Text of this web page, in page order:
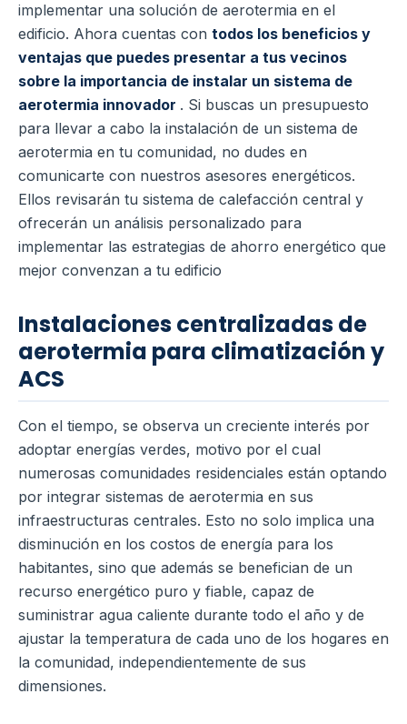
implementar una solución de aerotermia en el
edificio. Ahora cuentas con todos los beneficios y
ventajas que puedes presentar a tus vecinos
sobre la importancia de instalar un sistema de
aerotermia innovador . Si buscas un presupuesto
para llevar a cabo la instalación de un sistema de
aerotermia en tu comunidad, no dudes en
comunicarte con nuestros asesores energéticos.
Ellos revisarán tu sistema de calefacción central y
ofrecerán un análisis personalizado para
implementar las estrategias de ahorro energético que
mejor convenzan a tu edificio
Instalaciones centralizadas de
aerotermia para climatización y
ACS
Con el tiempo, se observa un creciente interés por
adoptar energías verdes, motivo por el cual
numerosas comunidades residenciales están optando
por integrar sistemas de aerotermia en sus
infraestructuras centrales. Esto no solo implica una
disminución en los costos de energía para los
habitantes, sino que además se benefician de un
recurso energético puro y fiable, capaz de
suministrar agua caliente durante todo el año y de
ajustar la temperatura de cada uno de los hogares en
la comunidad, independientemente de sus
dimensiones.